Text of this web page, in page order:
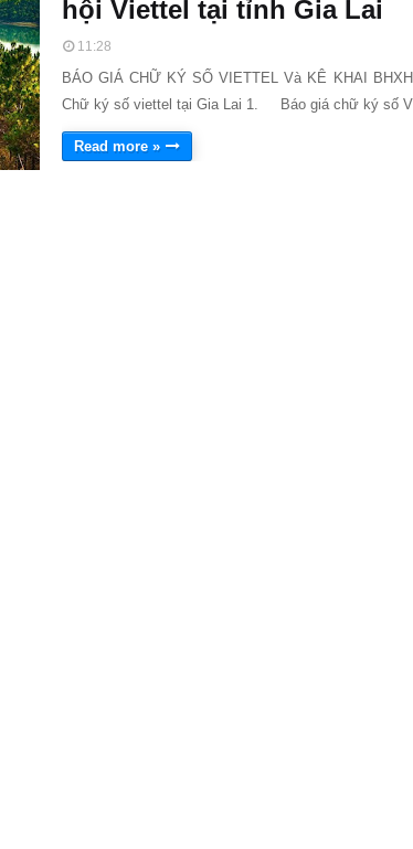
hội Viettel tại tỉnh Gia Lai
11:28
BÁO GIÁ CHỮ KÝ SỐ VIETTEL Và KÊ KHAI
Chữ ký số viettel tại Gia Lai 1. Báo giá chữ ký số
Read more »